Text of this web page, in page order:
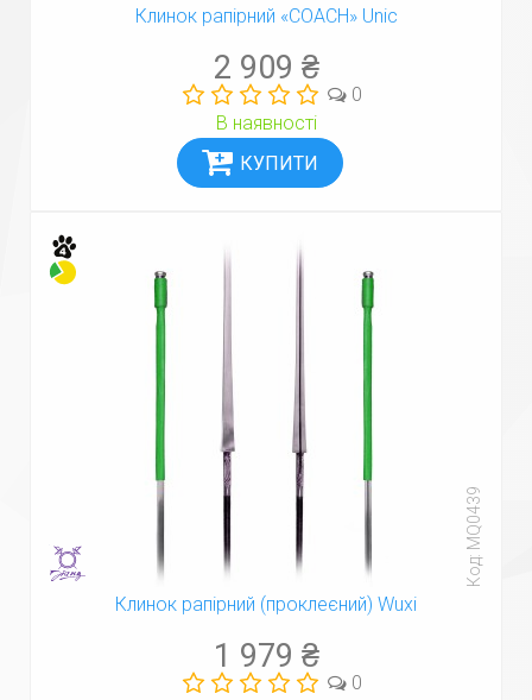
Клинок рапірний «COACH» Unic
2 909 ₴
0
В наявності
Код: MQ0439
Клинок рапірний (проклеєний) Wuxi
1 979 ₴
0